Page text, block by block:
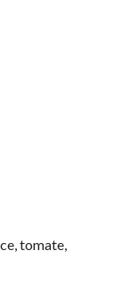
tomate,